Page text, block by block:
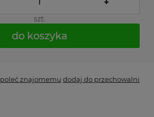
+
szt.
do koszyka
poleć znajomemu dodaj do przechowalni